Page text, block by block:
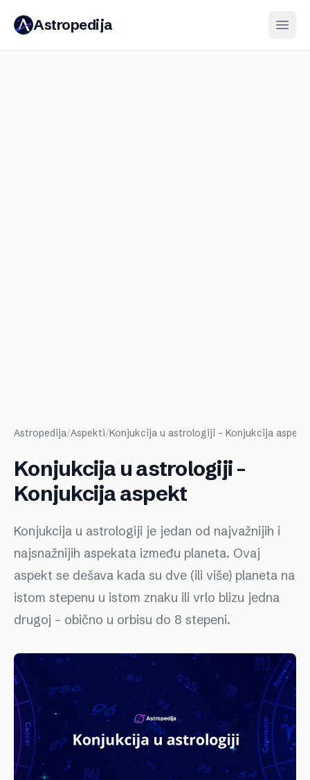
Astropedija
Astropedija/Aspekti/Konjukcija u astrologiji - Konjukcija aspekt
Konjukcija u astrologiji -
Konjukcija aspekt
Konjukcija u astrologiji je jedan od najvažnijih i
najsnažnijih aspekata između planeta. Ovaj
aspekt se dešava kada su dve (ili više) planeta na
istom stepenu u istom znaku ili vrlo blizu jedna
drugoj – obično u orbisu do 8 stepeni.